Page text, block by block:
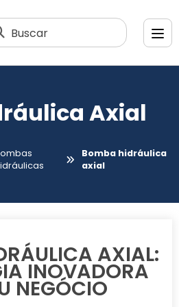
Buscar
Axial
Bomba hidráulica
axial
AXIAL:
INOVADORA
NEGÓCIO